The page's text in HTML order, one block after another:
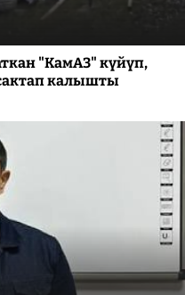
"КамАЗ" күйүп,
калышты